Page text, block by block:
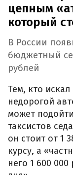
цепным
который
В России
бюджетный
рублей
Тем, кто
недорогой
может
таксистов
он стоит от 1
курсу, а
него 1 600